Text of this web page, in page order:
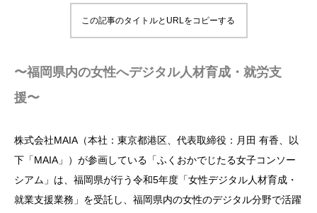
この記事のタイトルとURLをコピーする
〜福岡県内の女性へデジタル人材育成・就労支
援〜
株式会社MAIA（本社：東京都港区、代表取締役：月田 有香、以
下「MAIA」）が参画している「ふくおかでじたる女子コンソー
シアム」は、福岡県が行う令和5年度「女性デジタル人材育成・
就業支援業務」を受託し、福岡県内の女性のデジタル分野で活躍